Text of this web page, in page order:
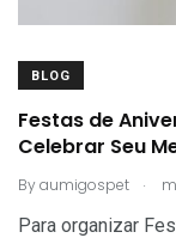
BLOG
Festas de
Celebrar Seu
Byaumigospet .
Para organizar